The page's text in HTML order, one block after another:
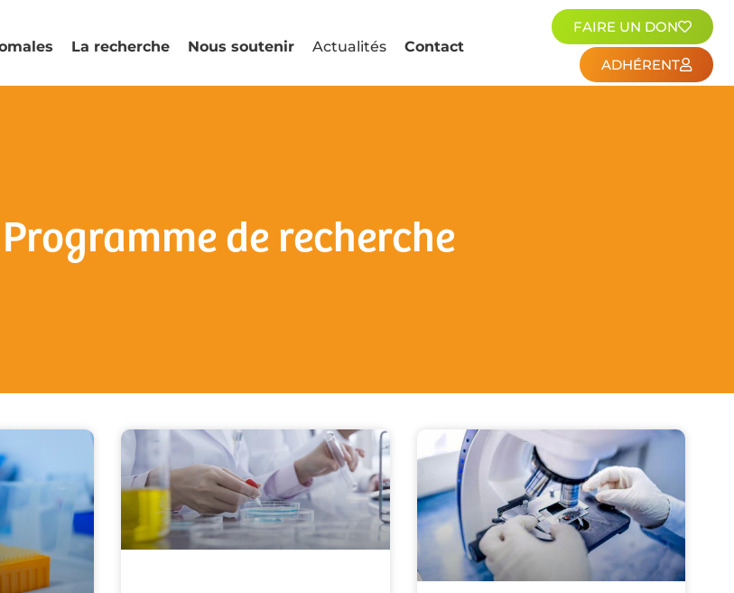
La recherche Nous soutenir Actualités Contact
FAIRE UN DON
ADHÉRENT
de recherche